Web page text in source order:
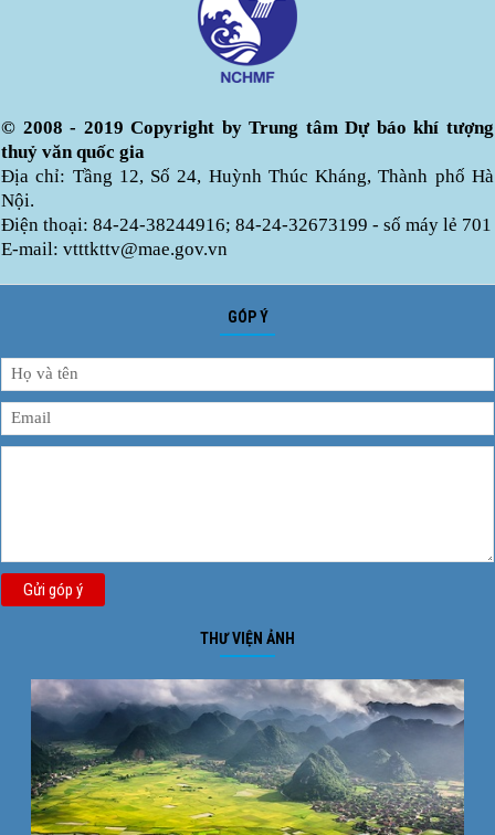
© 2008 - 2019 Copyright by Trung tâm Dự báo khí tượng
thuỷ văn quốc gia
Địa chỉ: Tầng 12, Số 24, Huỳnh Thúc Kháng, Thành phố Hà
Nội.
Điện thoại: 84-24-38244916; 84-24-32673199 - số máy lẻ 701
E-mail: vtttkttv@mae.gov.vn
GÓP Ý
Gửi góp ý
THƯ VIỆN ẢNH